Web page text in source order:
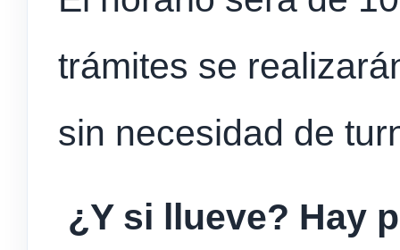
trámites se
sin necesidad de
¿Y si llueve? Hay